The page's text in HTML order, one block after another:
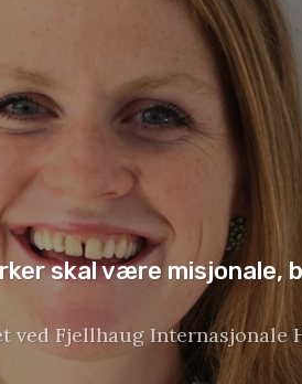
skal være misjonale,
ved Fjellhaug Internasjonale